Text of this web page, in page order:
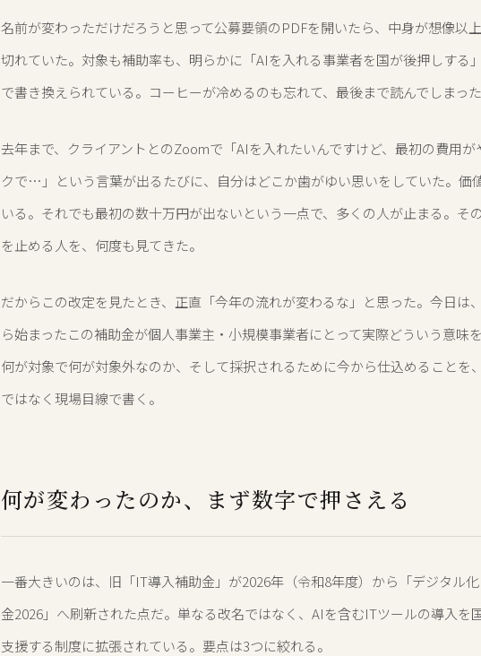
名前が変わっただけだろうと思って公募要領のPDFを開いたら、中身が想像以
切れていた。対象も補助率も、明らかに「AIを入れる事業者を国が後押しする
で書き換えられている。コーヒーが冷めるのも忘れて、最後まで読んでしまっ
去年まで、クライアントとのZoomで「AIを入れたいんですけど、最初の費用が
クで…」という言葉が出るたびに、自分はどこか歯がゆい思いをしていた。価
いる。それでも最初の数十万円が出ないという一点で、多くの人が止まる。そ
を止める人を、何度も見てきた。
だからこの改定を見たとき、正直「今年の流れが変わるな」と思った。今日は
ら始まったこの補助金が個人事業主・小規模事業者にとって実際どういう意味
何が対象で何が対象外なのか、そして採択されるために今から仕込めることを
ではなく現場目線で書く。
何が変わったのか、まず数字で押さえる
一番大きいのは、旧「IT導入補助金」が2026年（令和8年度）から「デジタル
金2026」へ刷新された点だ。単なる改名ではなく、AIを含むITツールの導入を
支援する制度に拡張されている。要点は3つに絞れる。